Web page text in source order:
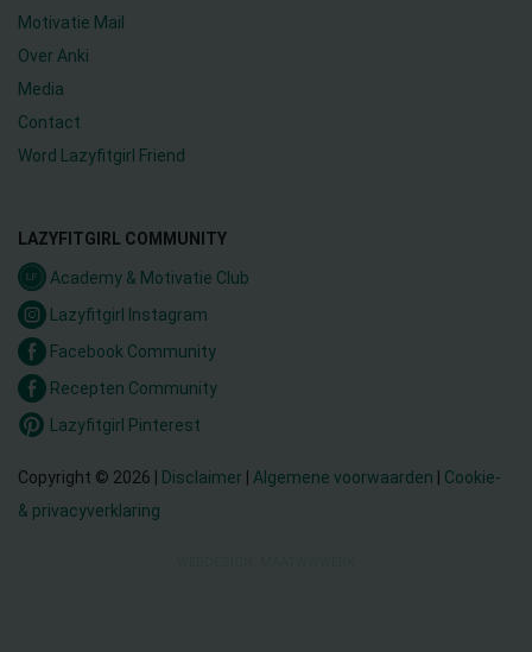
Motivatie Mail
Over Anki
Media
Contact
Word Lazyfitgirl Friend
LAZYFITGIRL COMMUNITY
Academy & Motivatie Club
Lazyfitgirl Instagram
Facebook Community
Recepten Community
Lazyfitgirl Pinterest
Copyright © 2026 | Disclaimer Algemene voorwaarden
Cookie-
& privacyverklaring